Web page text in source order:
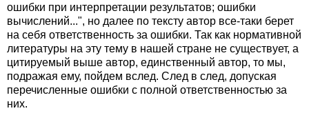
ошибки при интерпретации результатов; ошибки
вычислений...", но далее по тексту автор все-таки берет
на себя ответственность за ошибки. Так как нормативной
литературы на эту тему в нашей стране не существует, а
цитируемый выше автор, единственный автор, то мы,
подражая ему, пойдем вслед. След в след, допуская
перечисленные ошибки с полной ответственностью за
них.